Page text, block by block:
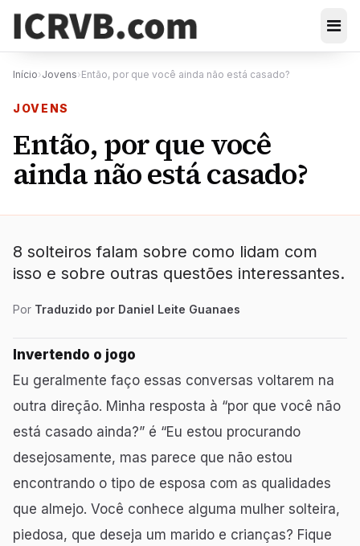
Início›Jovens›Então, por que você ainda não está casado?
JOVENS
Então, por que você
ainda não está casado?
8 solteiros falam sobre como lidam com
isso e sobre outras questões interessantes.
Por Traduzido por Daniel Leite Guanaes
Invertendo o jogo
Eu geralmente faço essas conversas voltarem na
outra direção. Minha resposta à “por que você não
está casado ainda?” é “Eu estou procurando
desejosamente, mas parece que não estou
encontrando o tipo de esposa com as qualidades
que almejo. Você conhece alguma mulher solteira,
piedosa, que deseja um marido e crianças? Fique